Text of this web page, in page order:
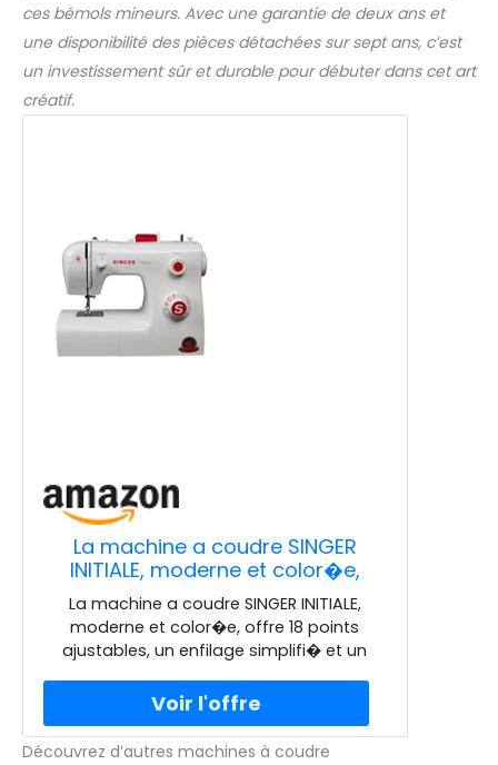
ces bémols mineurs. Avec une garantie de deux ans et
une disponibilité des pièces détachées sur sept ans, c’est
un investissement sûr et durable pour débuter dans cet art
créatif.
La machine a coudre SINGER
INITIALE, moderne et color�e,
offre 18 points ajustables, un
enfilage simplifi� et un �clairage
du plan de travail. Sa robustesse
est assur�e par un porte-
canette m�tallique
La machine a coudre SINGER INITIALE,
moderne et color�e, offre 18 points
ajustables, un enfilage simplifi� et un
robustesse est assur�e par un porte-
canette m�tallique. Inclus : un mini-kit
d'accessoires pour une utilisation
Découvrez d’autres machines à coudre